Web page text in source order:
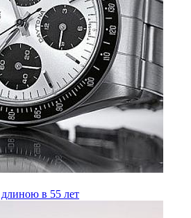
в 55 лет